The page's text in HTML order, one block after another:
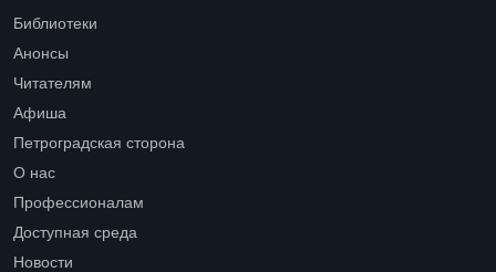
Библиотеки
Анонсы
Читателям
Афиша
Петроградская сторона
О нас
Профессионалам
Доступная среда
Новости